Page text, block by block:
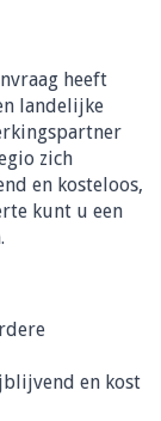
heeft
landelijke
zich
en kosteloos,
kunt u een
en kost